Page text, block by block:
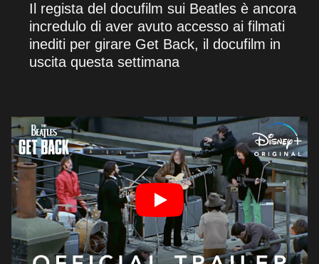
Il regista del docufilm sui Beatles è ancora
incredulo di aver avuto accesso ai filmati
inediti per girare Get Back, il docufilm in
uscita questa settimana